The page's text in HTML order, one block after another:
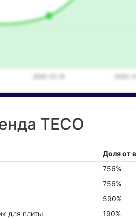
TECO
Доля от
756%
756%
590%
для плиты
190%